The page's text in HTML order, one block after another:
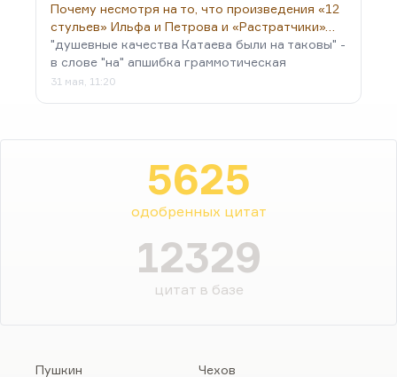
Почему несмотря на то, что произведения «12
стульев» Ильфа и Петрова и «Растратчики»…
"душевные качества Катаева были на таковы" -
в слове "на" апшибка граммотическая
31 мая, 11:20
5625
одобренных цитат
12329
цитат в базе
Пушкин
Чехов